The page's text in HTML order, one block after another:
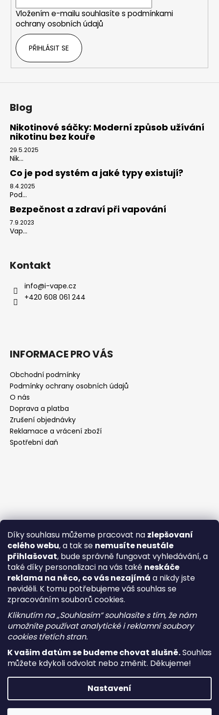
Díky souhlasu můžeme pracovat na zlepšovaní
celého webu, a tak se nemusíte neustále
přihlašovat, bude správně fungovat vyhledávání, a
také díky personalizaci na vás také neskáče
reklama na něco, co vás nezajímá a nikdy jste
neviděli. K tomu potřebujeme váš souhlas se
zpracováním souborů cookies.
Kliknutím na „Souhlasím“ souhlasíte s tím, že nám
umožníte používat analytické i reklamní soubory
cookies třetích stran.
K vašim datům se budeme chovat slušně.Souhlas
můžete kdykoli odvolat nebo změnit. Děkujeme!
Nastavení
p
r
ý
p
Vložením e-mailu souhlasíte s podmínkami
ochrany osobních údajů
PŘIHLÁSIT SE
Blog
Nikotinové sáčky: Moderní způsob užívání
nikotinu bez kouře
29.5.2025
Nik...
Co je pod systém a jaké typy existují?
8.4.2025
Pod...
Bezpečnost a zdraví při vapování
7.9.2023
Vap...
Kontakt
info@i-vape.cz
+420 608 061 244
INFORMACE PRO VÁS
Obchodní podmínky
Podmínky ochrany osobních údajů
O nás
Doprava a platba
Zrušení objednávky
Reklamace a vrácení zboží
Spotřební daň
Vytvořil Shoptet
Copyright 2026i-vape. Všechna práva vyhrazena.Upravit
nastavení cookies